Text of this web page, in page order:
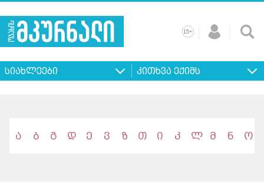
შესახებ ხშირად
კითხვები
15+
სიახლეები კითხვა ექიმს
ა ბ გ დ ე ვ ზ თ ი კ ლ მ ნ ო